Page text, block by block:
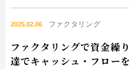
会的信用が低めであり、資金調達
2025.02.06 ファクタリング
ファクタリングで資金繰
達でキャッシュ・フロー